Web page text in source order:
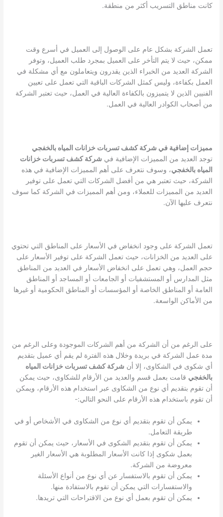
كانت مناطق التسريب أكثر من منطقة.
تعمل الشركة بشكل عام على الوصول إلى العميل في أسرع وقت
ممكن، حيث لا يتم التأخر على العميل بمجرد طلب العميل، وتوفر
الشركة العديد من الخبراء الذين يقدرون ويتعاملون مع أي مشكلة في
العمل بكفاءة، وليس كمثل الشركات الباقية التي تعمل على تعيين
الفنيين الذين لا يتميزون بالكفاءة العالية في العمل، حيث تعتبر الشركة
من أصحاب الكوادر العالية في العمل.
مميزات إضافية في شركة كشف تسربات خزانات المياه بالخفجي
توجد العديد من المميزات الإضافية في شركة كشف تسربات خزانات
المياه بالخفجي، وسوف نتعرف على أهم المميزات الإضافية في هذه
الشركة، حيث تعتبر هي من أفضل الشركات التي تعمل على توفير
العديد من المميزات للعملاء، ومن أهم المميزات في الشركة كما سوف
نتعرف عليها الآن.
تعمل الشركة على وجود انخفاض في الأسعار على المناطق التي تحتوي
على العديد من الخزانات، حيث تعمل الشركة على توفير الأسعار على
حجم العمل، وهي تعمل على انخفاض الأسعار في العديد من المناطق
مثل المدارس أو المستشفيات أو الجامعات أو المساجد أو المناطق
العامة أو المناطق الخاصة أو المؤسسات أو المناطق الحكومية أو غيرها
من الأماكن الواسعة.
على الرغم من أن الشركة من أهم الشركات الموجودة وعلى الرغم من
مدة عمل الشركة في بريدة وخلال هذه الفترة لم يقم أي عميل بتقديم
أي شكوى في الشكاوى، إلا أن شركة كشف تسربات خزانات المياه
بالخفجي قامت بعمل قسم والعديد من الأرقام للشكاوى، حيث يمكن
أن تقوم بتقديم أي نوع من الشكاوى عبر استخدام هذه الأرقام، ويمكن
أن تقوم باستخدام هذه الأرقام على النحو التالي:-
يمكن أن تقوم بتقديم أي نوع من الشكاوى في الأشخاص أو في
طريقة التعامل.
يمكن أن تقوم بتقديم الشكوى في الأسعار، حيث يمكن أن تقوم
بعمل شكوى إذا كانت الأسعار المطلوبة هي الأسعار الغير
معروضة من الشركة.
يمكن أن تقوم بالاستفسار عن أي نوع من أنواع الأسئلة
والاستفسارات التي يمكن أن تقوم بالاستفادة منها.
يمكن أن تقوم بعمل أي نوع من الاقتراحات التي تريدها.